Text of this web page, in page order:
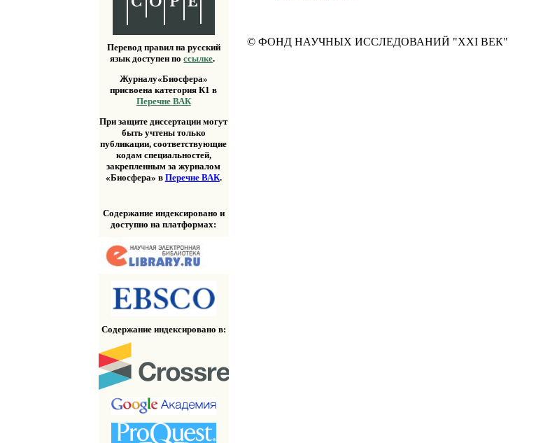
Перевод правил на русский
язык доступен поссылке.
Журналу«Биосфера»
присвоена категория К1 в
Перечне ВАК
При защите диссертации могут
быть учтены только
публикации, соответствующие
кодам специальностей,
закрепленным за журналом
«Биосфера» в Перечне ВАК.
Содержание индексировано и
доступно на платформах:
Содержание индексировано в:
© ФОНД НАУЧНЫХ ИССЛЕДОВАНИЙ "XXI ВЕК"